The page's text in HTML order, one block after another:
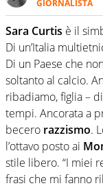
GIORNALISTA
Da vent’anni
in tutte le sue
calcio e per
serissima,
Sara Curtis è il
Di un’Italia
Di un Paese che
soltanto al calcio.
ribadiamo, figlia –
tempi. Ancorata a
becero razzismo.
l’ottavo posto ai
stile libero. “I miei
frasi che mi fanno